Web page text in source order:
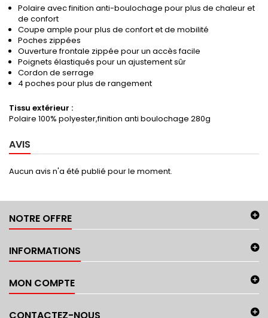
Polaire avec finition anti-boulochage pour plus de chaleur et
de confort
Coupe ample pour plus de confort et de mobilité
Poches zippées
Ouverture frontale zippée pour un accès facile
Poignets élastiqués pour un ajustement sûr
Cordon de serrage
4 poches pour plus de rangement
Tissu extérieur :
Polaire 100% polyester,finition anti boulochage 280g
AVIS
Aucun avis n'a été publié pour le moment.
NOTRE OFFRE
INFORMATIONS
MON COMPTE